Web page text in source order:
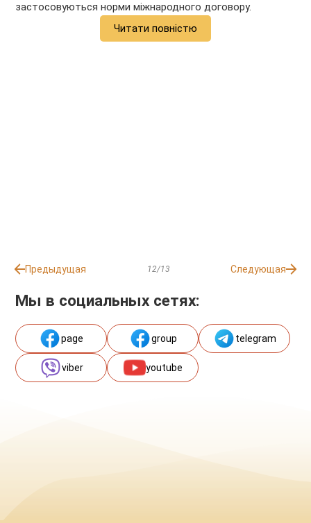
застосовуються норми міжнародного договору.
Читати повністю
Предыдущая 12/13 Следующая
Мы в социальных сетях:
page group telegram
viber youtube